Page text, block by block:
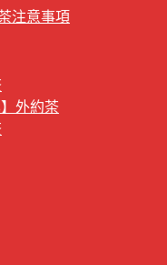
注意事項
外約茶